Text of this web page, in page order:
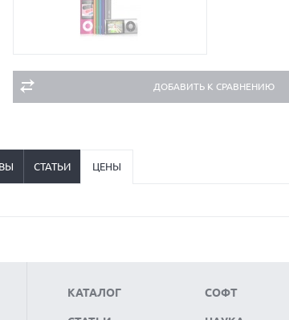
ДОБАВИТЬ К СРАВНЕНИЮ
СТАТЬИ ЦЕНЫ
КАТАЛОГ СОФТ